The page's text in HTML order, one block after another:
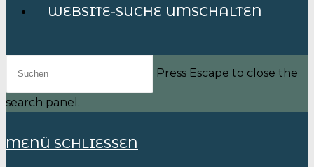
WEBSITE-SUCHE UMSCHALTEN
Press Escape to close the
search panel.
MENÜ SCHLIESSEN